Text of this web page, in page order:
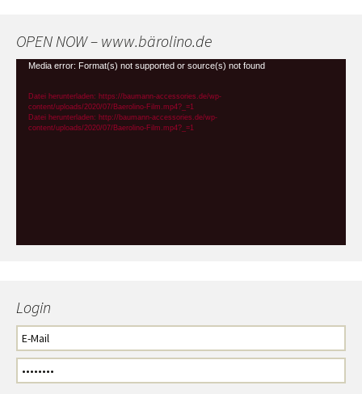
OPEN NOW – www.bärolino.de
Video-
Media error: Format(s) not supported or source(s) not found
Datei herunterladen: https://baumann-accessories.de/wp-
content/uploads/2020/07/Baerolino-Film.mp4?_=1
Datei herunterladen: http://baumann-accessories.de/wp-
content/uploads/2020/07/Baerolino-Film.mp4?_=1
Login